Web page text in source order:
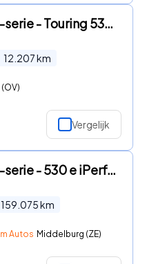
BMW 5-serie - Touring 530e xDrive M-Sport Pro | Stoelventilatie | Bowers &
12.207km
Vergelijk
BMW 5-serie - 530 e iPerformance
159.075km
Autos Middelburg (ZE)